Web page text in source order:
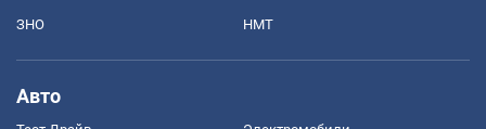
ЗНО НМТ
Авто